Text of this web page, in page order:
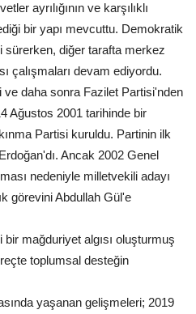
ayrılığının ve karşılıklı
bir yapı mevcuttu. Demokratik
diğer tarafta merkez
çalışmaları devam ediyordu.
daha sonra Fazilet Partisi'nden
Ağustos 2001 tarihinde bir
Partisi kuruldu. Partinin ilk
Ancak 2002 Genel
nedeniyle milletvekili adayı
görevini Abdullah Gül'e
mağduriyet algısı oluşturmuş
toplumsal desteğin
yaşanan gelişmeleri; 2019